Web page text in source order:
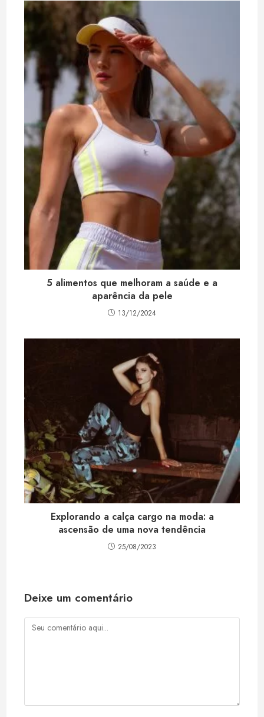
5 alimentos que melhoram a saúde e a
aparência da pele
13/12/2024
Explorando a calça cargo na moda: a
ascensão de uma nova tendência
25/08/2023
Deixe um comentário
Comentário